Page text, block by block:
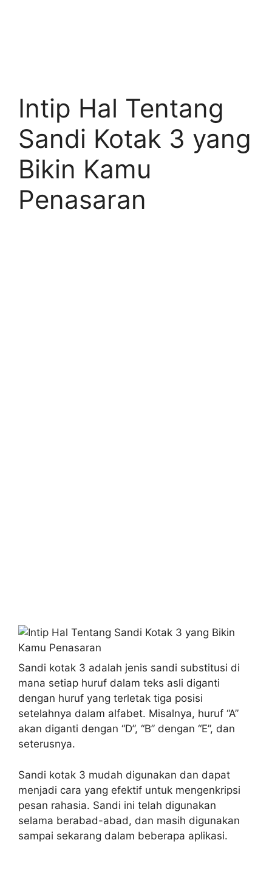
Intip Hal Tentang
Sandi Kotak 3 yang
Bikin Kamu
Penasaran
Sandi kotak 3 adalah jenis sandi substitusi di
mana setiap huruf dalam teks asli diganti
dengan huruf yang terletak tiga posisi
setelahnya dalam alfabet. Misalnya, huruf “A”
akan diganti dengan “D”, “B” dengan “E”, dan
seterusnya.
Sandi kotak 3 mudah digunakan dan dapat
menjadi cara yang efektif untuk mengenkripsi
pesan rahasia. Sandi ini telah digunakan
selama berabad-abad, dan masih digunakan
sampai sekarang dalam beberapa aplikasi.